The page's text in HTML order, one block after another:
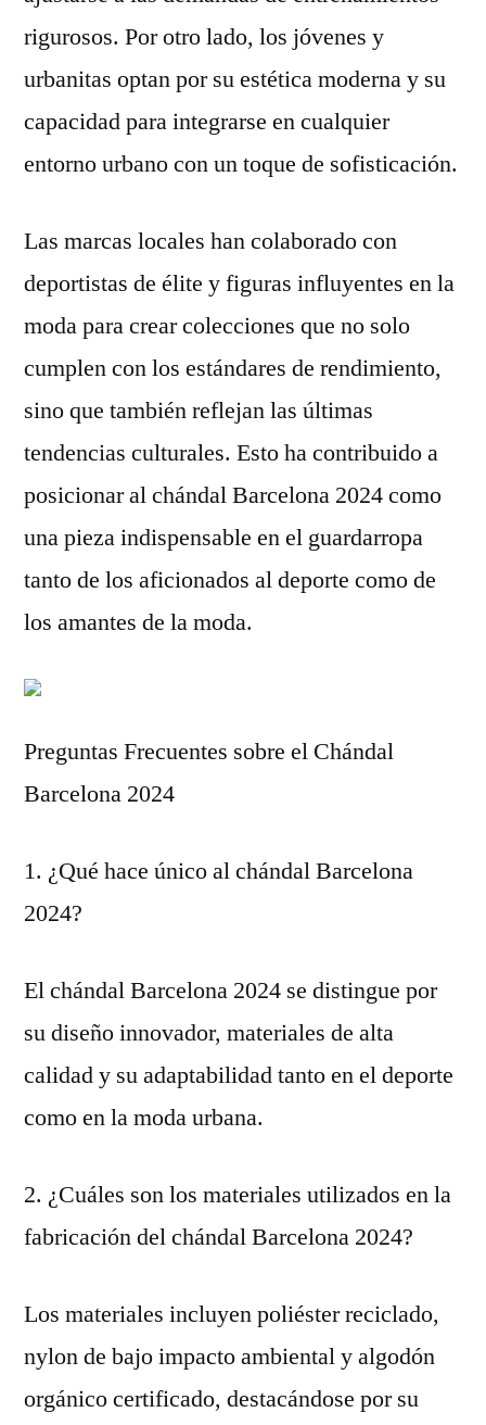
rigurosos. Por otro lado, los jóvenes y
urbanitas optan por su estética moderna y su
capacidad para integrarse en cualquier
entorno urbano con un toque de sofisticación.
Las marcas locales han colaborado con
deportistas de élite y figuras influyentes en la
moda para crear colecciones que no solo
cumplen con los estándares de rendimiento,
sino que también reflejan las últimas
tendencias culturales. Esto ha contribuido a
posicionar al chándal Barcelona 2024 como
una pieza indispensable en el guardarropa
tanto de los aficionados al deporte como de
los amantes de la moda.
Preguntas Frecuentes sobre el Chándal
Barcelona 2024
1. ¿Qué hace único al chándal Barcelona
2024?
El chándal Barcelona 2024 se distingue por
su diseño innovador, materiales de alta
calidad y su adaptabilidad tanto en el deporte
como en la moda urbana.
2. ¿Cuáles son los materiales utilizados en la
fabricación del chándal Barcelona 2024?
Los materiales incluyen poliéster reciclado,
nylon de bajo impacto ambiental y algodón
orgánico certificado, destacándose por su